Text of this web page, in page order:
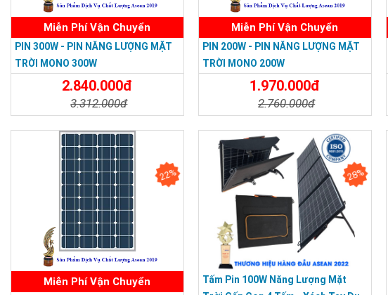
Miễn Phí Vận Chuyển
PIN 300W - PIN NĂNG LƯỢNG MẶT
TRỜI MONO 300W
2.840.000đ
3.312.000đ
Miễn Phí Vận Chuyển
PIN 200W - PIN NĂNG LƯỢNG MẶT
TRỜI MONO 200W
1.970.000đ
2.760.000đ
22%
Miễn Phí Vận Chuyển
28%
Tấm Pin 100W Năng Lượng Mặt